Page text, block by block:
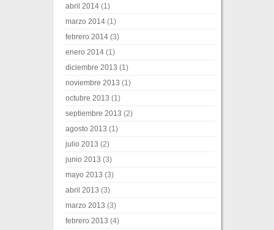
abril 2014 (1)
marzo 2014 (1)
febrero 2014 (3)
enero 2014 (1)
diciembre 2013 (1)
noviembre 2013 (1)
octubre 2013 (1)
septiembre 2013 (2)
agosto 2013 (1)
julio 2013 (2)
junio 2013 (3)
mayo 2013 (3)
abril 2013 (3)
marzo 2013 (3)
febrero 2013 (4)